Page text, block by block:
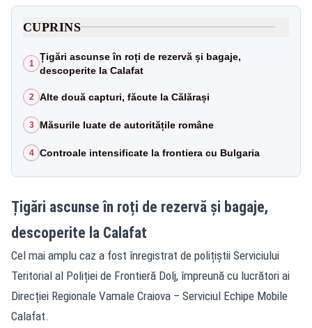
CUPRINS
1
Țigări ascunse în roți de rezervă și bagaje,
descoperite la Calafat
2 Alte două capturi, făcute la Călărași
3 Măsurile luate de autoritățile române
4 Controale intensificate la frontiera cu Bulgaria
Țigări ascunse în roți de rezervă și bagaje,
descoperite la Calafat
Cel mai amplu caz a fost înregistrat de polițiștii Serviciului
Teritorial al Poliției de Frontieră Dolj, împreună cu lucrători ai
Direcției Regionale Vamale Craiova – Serviciul Echipe Mobile
Calafat.